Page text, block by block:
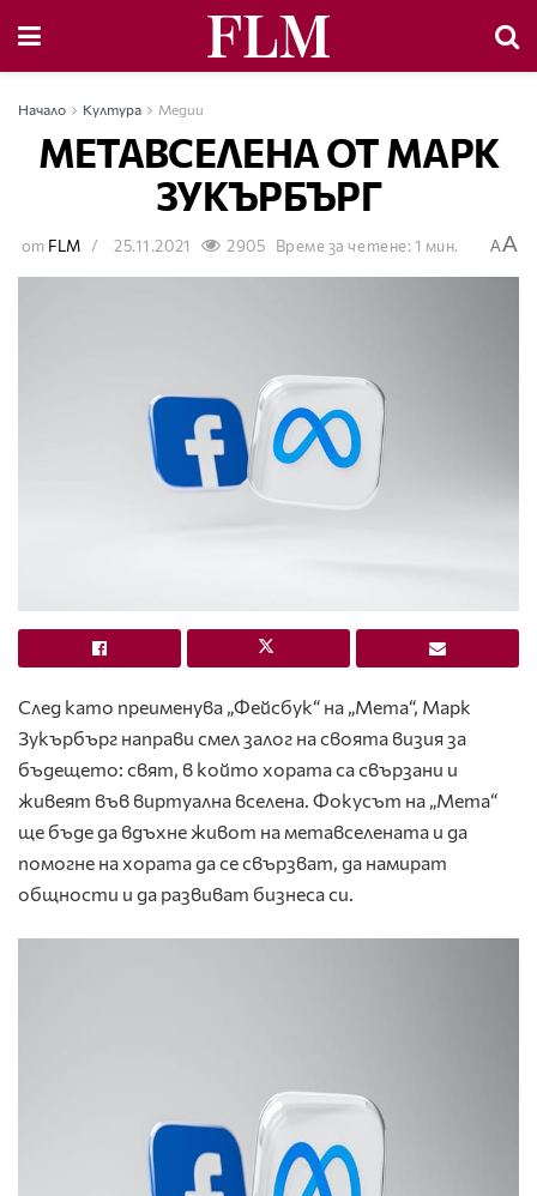
Начало Култура Медии
МЕТАВСЕЛЕНА ОТ МАРК
ЗУКЪРБЪРГ
от FLM 25.11.2021 2905 Време за четене: 1 мин. AA
След като преименува „Фейсбук“ на „Мета“, Марк
Зукърбърг направи смел залог на своята визия за
бъдещето: свят, в който хората са свързани и
живеят във виртуална вселена. Фокусът на „Мета“
ще бъде да вдъхне живот на метавселената и да
помогне на хората да се свързват, да намират
общности и да развиват бизнеса си.